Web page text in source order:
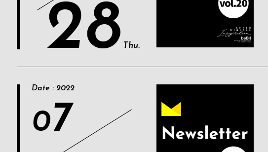
28 Thu.
Date : 2022
07